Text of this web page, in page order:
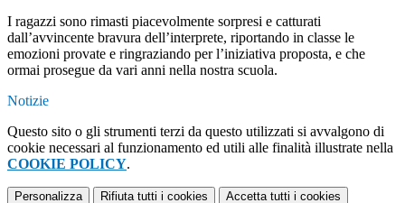
I ragazzi sono rimasti piacevolmente sorpresi e catturati
dall’avvincente bravura dell’interprete, riportando in classe le
emozioni provate e ringraziando per l’iniziativa proposta, e che
ormai prosegue da vari anni nella nostra scuola.
Notizie
Questo sito o gli strumenti terzi da questo utilizzati si avvalgono di
cookie necessari al funzionamento ed utili alle finalità illustrate nella
COOKIE POLICY.
Personalizza Rifiuta tutti i cookies Accetta tutti i cookies